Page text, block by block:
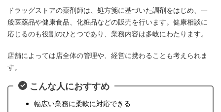
ドラッグストアの薬剤師は、処方箋に基づいた調剤をはじめ、一
般医薬品や健康食品、化粧品などの販売を行います。健康相談に
応じるのも役割のひとつであり、業務内容は多岐にわたります。
店舗によっては店全体の管理や、経営に携わることも考えられま
す。
こんな人におすすめ
幅広い業務に柔軟に対応できる